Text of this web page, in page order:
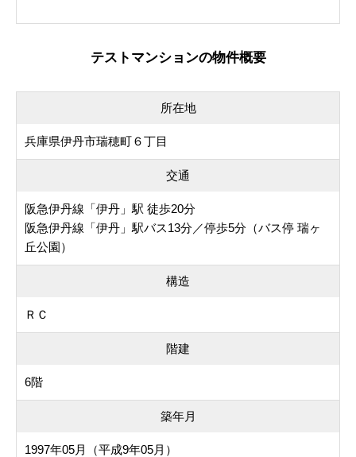
テストマンションの物件概要
所在地
兵庫県伊丹市瑞穂町６丁目
交通
阪急伊丹線「伊丹」駅 徒歩20分
阪急伊丹線「伊丹」駅バス13分／停歩5分（バス停 瑞ヶ
丘公園）
構造
ＲＣ
階建
6階
築年月
1997年05月（平成9年05月）